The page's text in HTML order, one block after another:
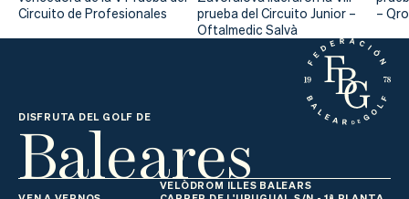
Circuito de Profesionales
prueba del Circuito Junior –
Oftalmedic Salvà
–
DISFRUTA DEL GOLF DE
Baleares
VELÒDROM ILLES BALEARS